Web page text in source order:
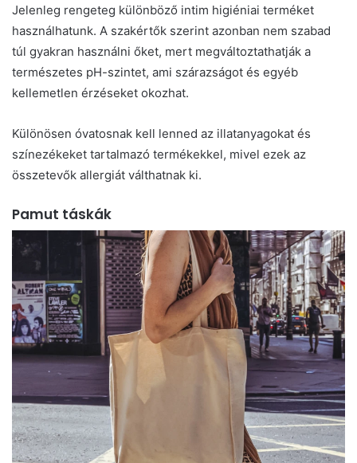
Jelenleg rengeteg különböző intim higiéniai terméket
használhatunk. A szakértők szerint azonban nem szabad
túl gyakran használni őket, mert megváltoztathatják a
természetes pH-szintet, ami szárazságot és egyéb
kellemetlen érzéseket okozhat.
Különösen óvatosnak kell lenned az illatanyagokat és
színezékeket tartalmazó termékekkel, mivel ezek az
összetevők allergiát válthatnak ki.
Pamut táskák